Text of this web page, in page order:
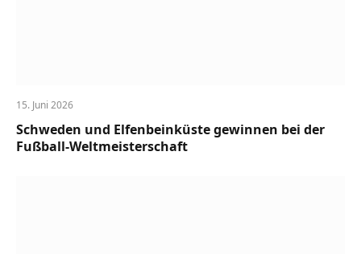
15. Juni 2026
Schweden und Elfenbeinküste gewinnen bei der
Fußball-Weltmeisterschaft